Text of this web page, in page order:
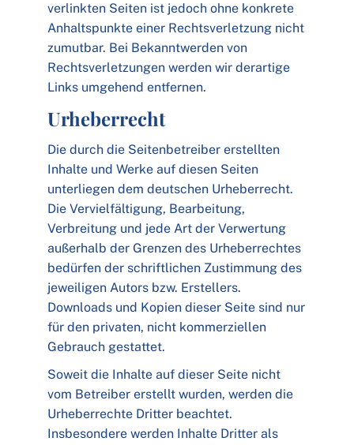
verlinkten Seiten ist jedoch ohne konkrete
Anhaltspunkte einer Rechtsverletzung nicht
zumutbar. Bei Bekanntwerden von
Rechtsverletzungen werden wir derartige
Links umgehend entfernen.
Urheberrecht
Die durch die Seitenbetreiber erstellten
Inhalte und Werke auf diesen Seiten
unterliegen dem deutschen Urheberrecht.
Die Vervielfältigung, Bearbeitung,
Verbreitung und jede Art der Verwertung
außerhalb der Grenzen des Urheberrechtes
bedürfen der schriftlichen Zustimmung des
jeweiligen Autors bzw. Erstellers.
Downloads und Kopien dieser Seite sind nur
für den privaten, nicht kommerziellen
Gebrauch gestattet.
Soweit die Inhalte auf dieser Seite nicht
vom Betreiber erstellt wurden, werden die
Urheberrechte Dritter beachtet.
Insbesondere werden Inhalte Dritter als